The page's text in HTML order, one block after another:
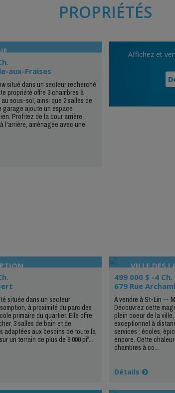
PROPRIÉTÉS
aux-Fraises
situé dans un secteur recherché
propriété offre 3 chambres à
sous-sol, ainsi que 2 salles de
garage ajoute un espace
Profitez de la cour arrière
l'arrière, aménagée avec une
Affichez et
située dans un secteur
à proximité du parc des
primaire du quartier. Elle offre
3 salles de bain et de
adaptées aux besoins de toute la
un terrain de plus de 9 000 pi²...
VILLE DES
499 000 $ -4 Ch.
679 Rue
À vendre à St-Lin --
Découvrez cette
plein coeur de la
exceptionnel à
services : écoles,
encore. Cette
chambres à co...
Détails